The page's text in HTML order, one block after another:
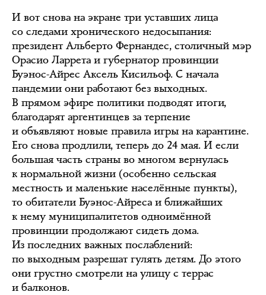
И вот снова на экране три уставших лица
со следами хронического недосыпания:
президент Альберто Фернандес, столичный мэр
Орасио Ларрета и губернатор провинции
Буэнос-Айрес Аксель Кисильоф. С начала
пандемии они работают без выходных.
В прямом эфире политики подводят итоги,
благодарят аргентинцев за терпение
и объявляют новые правила игры на карантине.
Его снова продлили, теперь до 24 мая. И если
большая часть страны во многом вернулась
к нормальной жизни (особенно сельская
местность и маленькие населённые пункты),
то обитатели Буэнос-Айреса и ближайших
к нему муниципалитетов одноимённой
провинции продолжают сидеть дома.
Из последних важных послаблений:
по выходным разрешат гулять детям. До этого
они грустно смотрели на улицу с террас
и балконов.